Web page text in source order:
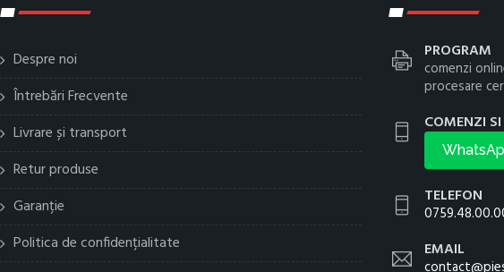
Despre noi
Întrebări Frecvente
Livrare și transport
Retur produse
Garanție
Politica de confidențialitate
PROGRAM
comenzi
procesare
COMENZI SI
TELEFON
EMAIL